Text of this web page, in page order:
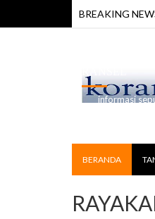
BREAKING
TERJUNKAN ALAT
informasi
BERANDA